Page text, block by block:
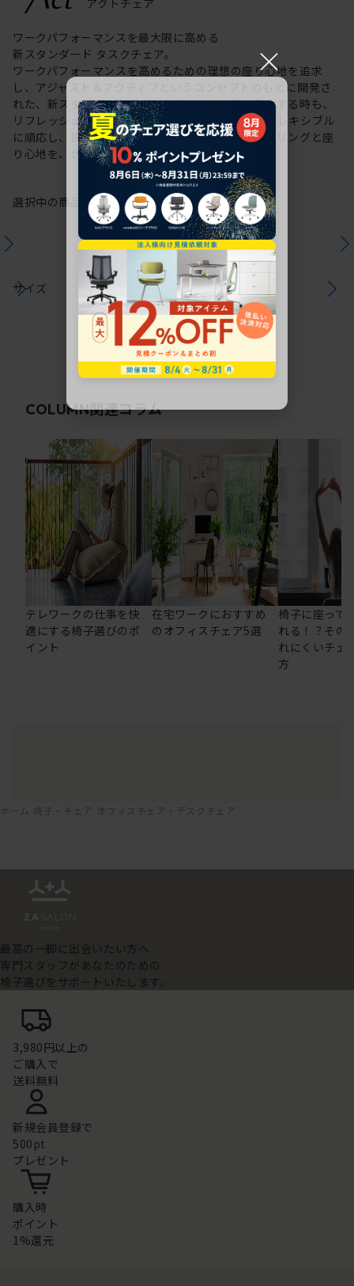
ワークパフォーマンスを最大限に高める
新スタンダード タスクチェア。
ワークパフォーマンスを高めるための理想の座り心地を追求
し、アジャスト＆アクティブというコンセプトのもとに開発さ
れた、新スタンダードのタスクチェア。作業に集中する時も、
リフレッシュする時も、座る姿勢や身体の動きにフレキシブル
に順応し、快適にサポートします。新感覚のスタイリングと座
り心地を、ぜひご体感ください。
選択中の商品情報保証注意事項
サイズ
COLUMN関連コラム
テレワークの仕事を快
適にする椅子選びのポ
イント
在宅ワークにおすすめ
のオフィスチェア5選
椅子に座って
れる！？その
れにくいチェ
方
ホーム 椅子・チェア オフィスチェア・デスクチェア
最高の一脚に出会いたい方へ
専門スタッフがあなたのための
椅子選びをサポートいたします。
3,980円以上の
ご購入で
送料無料
新規会員登録で
500pt
プレゼント
購入時
ポイント
1%還元
×